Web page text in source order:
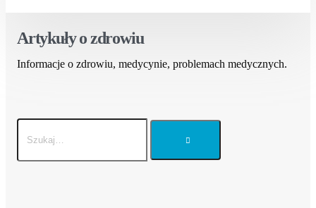
Artykuły o zdrowiu
Informacje o zdrowiu, medycynie, problemach medycznych.